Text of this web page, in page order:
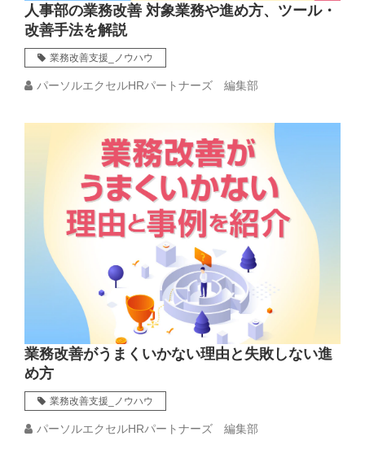
人事部の業務改善 対象業務や進め方、ツール・
改善手法を解説
業務改善支援_ノウハウ
パーソルエクセルHRパートナーズ 編集部
業務改善がうまくいかない理由と失敗しない進
め方
業務改善支援_ノウハウ
パーソルエクセルHRパートナーズ 編集部